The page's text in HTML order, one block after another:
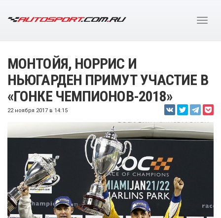
МОНТОЙЯ, НОРРИС И
НЬЮГАРДЕН ПРИМУТ УЧАСТИЕ В
«ГОНКЕ ЧЕМПИОНОВ-2018»
22 ноября 2017 в 14:15